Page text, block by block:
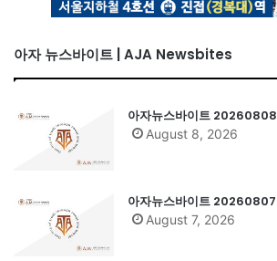
아자 뉴스바이트 | AJA Newsbites
아자뉴스바이트 20260808
August 8, 2026
아자뉴스바이트 20260807
August 7, 2026